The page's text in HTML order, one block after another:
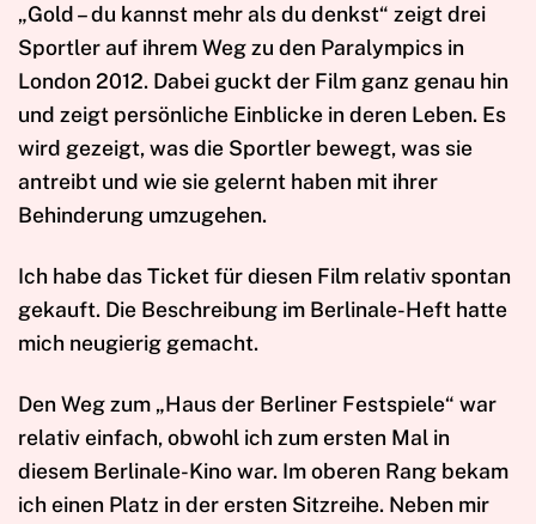
„Gold – du kannst mehr als du denkst“ zeigt drei
Sportler auf ihrem Weg zu den Paralympics in
London 2012. Dabei guckt der Film ganz genau hin
und zeigt persönliche Einblicke in deren Leben. Es
wird gezeigt, was die Sportler bewegt, was sie
antreibt und wie sie gelernt haben mit ihrer
Behinderung umzugehen.
Ich habe das Ticket für diesen Film relativ spontan
gekauft. Die Beschreibung im Berlinale-Heft hatte
mich neugierig gemacht.
Den Weg zum „Haus der Berliner Festspiele“ war
relativ einfach, obwohl ich zum ersten Mal in
diesem Berlinale-Kino war. Im oberen Rang bekam
ich einen Platz in der ersten Sitzreihe. Neben mir